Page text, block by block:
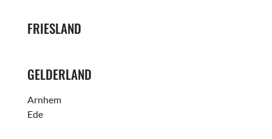
FRIESLAND
GELDERLAND
Arnhem
Ede